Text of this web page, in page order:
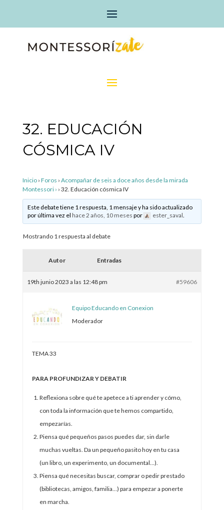
32. EDUCACIÓN
CÓSMICA IV
Inicio › Foros › Acompañar de seis a doce años desde la mirada
Montessori › › 32. Educación cósmica IV
Este debate tiene 1 respuesta, 1 mensaje y ha sido actualizado
por última vez el hace 2 años, 10 meses por ester_saval.
Mostrando 1 respuesta al debate
Autor Entradas
19th junio 2023 a las 12:48 pm #59606
Equipo Educando en Conexion
Moderador
TEMA 33
PARA PROFUNDIZAR Y DEBATIR
Reflexiona sobre qué te apetece a ti aprender y cómo,
con toda la información que te hemos compartido,
empezarías.
Piensa qué pequeños pasos puedes dar, sin darle
muchas vueltas. Da un pequeño pasito hoy en tu casa
(un libro, un experimento, un documental…).
Piensa qué necesitas buscar, comprar o pedir prestado
(bibliotecas, amigos, familia…) para empezar a ponerte
en marcha.